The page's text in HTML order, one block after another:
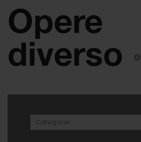
Opere
diverso